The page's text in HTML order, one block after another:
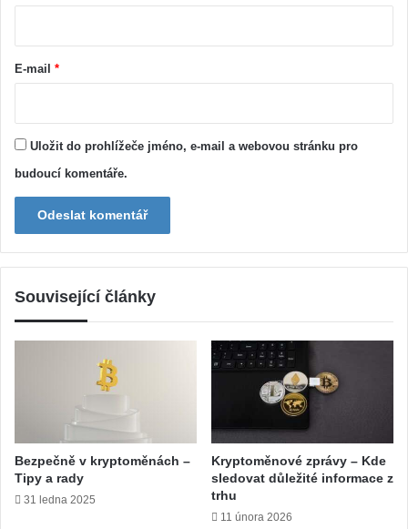
E-mail *
Uložit do prohlížeče jméno, e-mail a webovou stránku pro
budoucí komentáře.
Související články
Bezpečně v kryptoměnách –
Tipy a rady
31 ledna 2025
Kryptoměnové zprávy – Kde
sledovat důležité informace z
trhu
11 února 2026